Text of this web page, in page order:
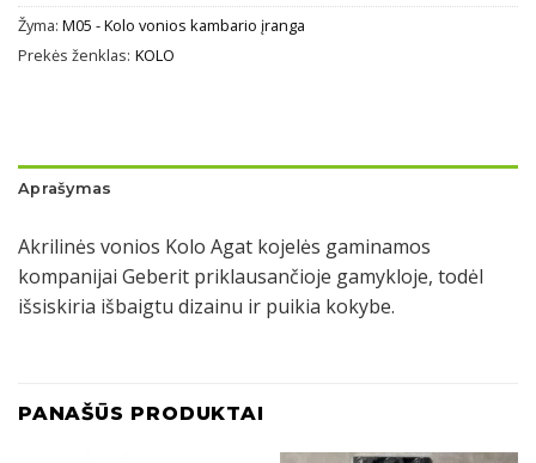
Žyma: M05 - Kolo vonios kambario įranga
Prekės ženklas: KOLO
Aprašymas
Akrilinės vonios Kolo Agat kojelės gaminamos
kompanijai Geberit priklausančioje gamykloje, todėl
išsiskiria išbaigtu dizainu ir puikia kokybe.
PANAŠŪS PRODUKTAI